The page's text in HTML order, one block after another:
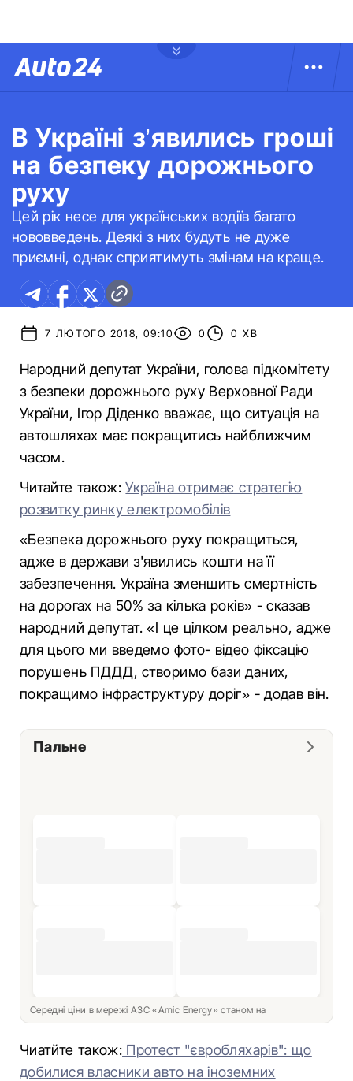
В Україні з’явились гроші
на безпеку дорожнього
руху
Цей рік несе для українських водіїв багато
нововведень. Деякі з них будуть не дуже
приємні, однак сприятимуть змінам на краще.
7 ЛЮТОГО 2018, 09:10 0 0 ХВ
Народний депутат України, голова підкомітету
з безпеки дорожнього руху Верховної Ради
України, Ігор Діденко вважає, що ситуація на
автошляхах має покращитись найближчим
часом.
Читайте також:Україна отримає стратегію
розвитку ринку електромобілів
«Безпека дорожнього руху покращиться,
адже в держави з'явились кошти на її
забезпечення. Україна зменшить смертність
на дорогах на 50% за кілька років» - сказав
народний депутат. «І це цілком реально, адже
для цього ми введемо фото- відео фіксацію
порушень ПДДД, створимо бази даних,
покращимо інфраструктуру доріг» - додав він.
Пальне
Середні ціни в мережі АЗС «Amic Energy» станом на
Чиатйте також: Протест "євробляхарів": що
добилися власники авто на іноземних